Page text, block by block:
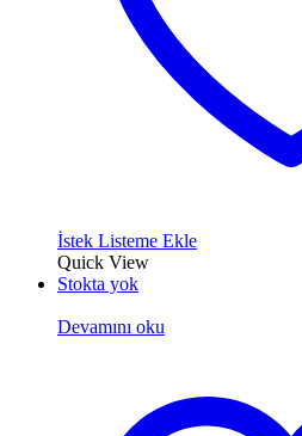
İstek Listeme Ekle
Quick View
Stokta yok
Devamını oku